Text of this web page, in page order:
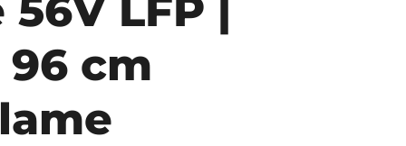
cm